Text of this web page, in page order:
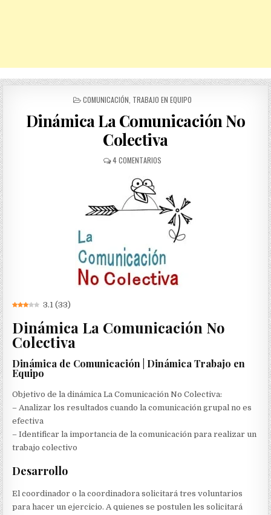
POSTED
COMUNICACIÓN TRABAJO EN EQUIPO
Dinámica La Comunicación No
Colectiva
4 COMENTARIOS
NO
COLECTIVA
3.1 (33)
Dinámica La Comunicación No
Colectiva
Dinámica de Comunicación | Dinámica Trabajo en
Equipo
Objetivo de la dinámica La Comunicación No Colectiva:
– Analizar los resultados cuando la comunicación grupal no es
efectiva
– Identificar la importancia de la comunicación para realizar un
trabajo colectivo
Desarrollo
El coordinador o la coordinadora solicitará tres voluntarios
para hacer un ejercicio. A quienes se postulen les solicitará